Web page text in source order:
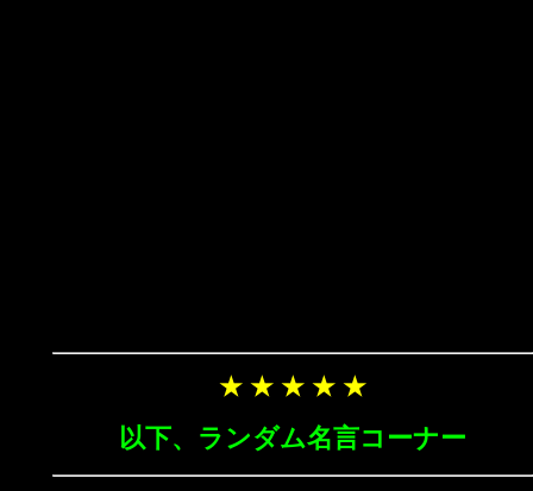
★ ★ ★ ★ ★
以下、ランダム名言コーナー